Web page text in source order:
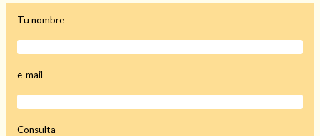
Tu consulta al tarot
Alejamiento
Amarres(145)
Cartomancia(117)
Cómo recuperar a mi ex
Tu nombre
e-mail
Consulta